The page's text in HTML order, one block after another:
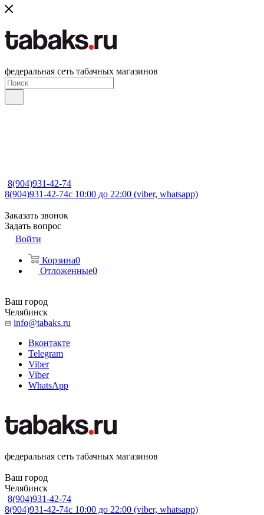
федеральная сеть табачных магазинов
8(904)931-42-74
8(904)931-42-74с 10:00 до 22:00 (viber, whatsapp)
Заказать звонок
Задать вопрос
Войти
Корзина0
Отложенные0
Ваш город
Челябинск
info@tabaks.ru
Вконтакте
Telegram
Viber
Viber
WhatsApp
федеральная сеть табачных магазинов
Ваш город
Челябинск
8(904)931-42-74
8(904)931-42-74с 10:00 до 22:00 (viber, whatsapp)